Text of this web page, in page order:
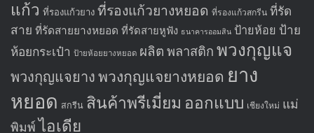
แก้ว ที่รองแก้วยาง ที่รองแก้วยางหยอด ที่รองแก้วสกรีน ที่รัด
สาย ที่รัดสายยางหยอด ที่รัดสายหูฟัง ธนาคารออมสิน ป้ายห้อย ป้าย
ห้อยกระเป๋า ป้ายห้อยยางหยอด ผลิต พลาสติก พวงกุญแจ
พวงกุญแจยาง พวงกุญแจยางหยอด ยาง
หยอด สกรีน สินค้าพรีเมี่ยม ออกแบบ เชียงใหม่ แม่
พิมพ์ ไอเดีย